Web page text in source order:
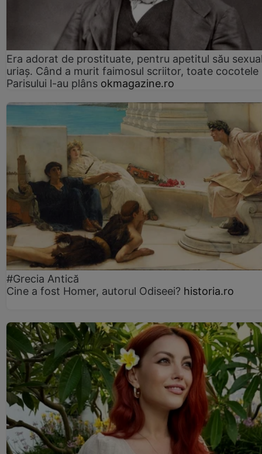
Era adorat de prostituate, pentru apetitul său
uriaș. Când a murit faimosul scriitor, toate cocotele
Parisului l-au plâns okmagazine.ro
#Grecia Antică
Cine a fost Homer, autorul Odiseei? historia.ro